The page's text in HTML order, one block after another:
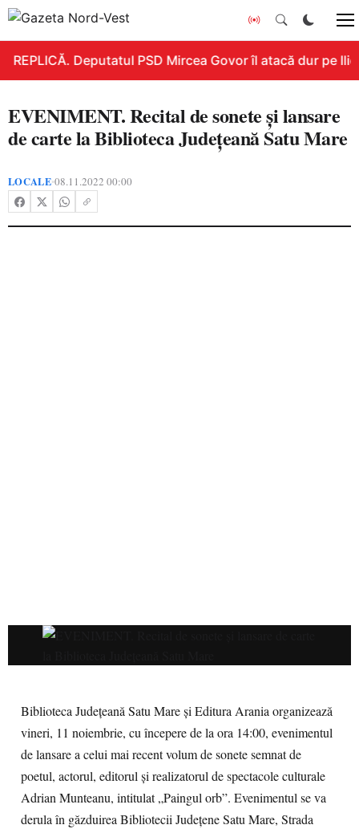
REPLICĂ. Deputatul PSD Mircea Govor îl atacă dur pe
EVENIMENT. Recital de sonete și lansare
de carte la Biblioteca Județeană Satu Mare
LOCALE•08.11.2022 00:00
Biblioteca Județeană Satu Mare și Editura Arania organizează
vineri, 11 noiembrie, cu începere de la ora 14:00, evenimentul
de lansare a celui mai recent volum de sonete semnat de
poetul, actorul, editorul și realizatorul de spectacole culturale
Adrian Munteanu, intitulat „Paingul orb”. Evenimentul se va
derula în găzduirea Bibliotecii Județene Satu Mare, Strada